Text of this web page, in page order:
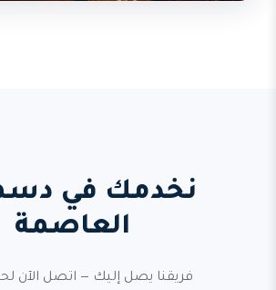
نخدمك في
العاصمة
فريقنا يصل إليك — اتصل الآن